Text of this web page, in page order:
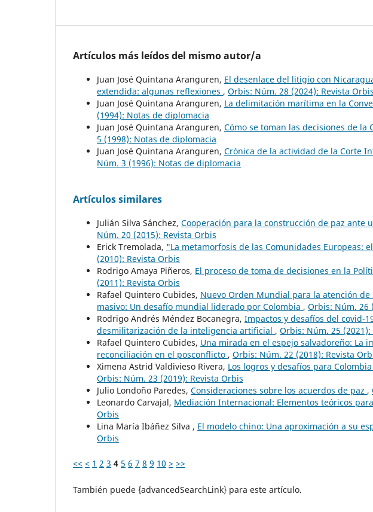
Artículos más leídos del mismo autor/a
Juan José Quintana Aranguren, El desenlace del litigio con
extendida: algunas reflexiones , Orbis: Núm. 28 (2024): Revista Orbis
Juan José Quintana Aranguren, La delimitación marítima en la
(1994): Notas de diplomacia
Juan José Quintana Aranguren, Cómo se toman las decisiones de la
5 (1998): Notas de diplomacia
Juan José Quintana Aranguren, Crónica de la actividad de la Corte
Núm. 3 (1996): Notas de diplomacia
Artículos similares
Julián Silva Sánchez, Cooperación para la construcción de paz ante
Núm. 20 (2015): Revista Orbis
Erick Tremolada, "La metamorfosis de las Comunidades Europeas:
(2010): Revista Orbis
Rodrigo Amaya Piñeros, El proceso de toma de decisiones en la
(2011): Revista Orbis
Rafael Quintero Cubides, Nuevo Orden Mundial para la atención
masivo: Un desafío mundial liderado por Colombia , Orbis: Núm. 26
Rodrigo Andrés Méndez Bocanegra, Impactos y desafíos del covid-
desmilitarización de la inteligencia artificial , Orbis: Núm. 25 (2021):
Rafael Quintero Cubides, Una mirada en el espejo salvadoreño: La
reconciliación en el posconflicto , Orbis: Núm. 22 (2018): Revista
Ximena Astrid Valdivieso Rivera, Los logros y desafíos para
Orbis: Núm. 23 (2019): Revista Orbis
Julio Londoño Paredes, Consideraciones sobre los acuerdos de paz ,
Leonardo Carvajal, Mediación Internacional: Elementos teóricos
Orbis
Lina María Ibáñez Silva , El modelo chino: Una aproximación a su
Orbis
<< < 1 2 3 4 5 6 7 8 9 10 > >>
También puede {advancedSearchLink} para este artículo.